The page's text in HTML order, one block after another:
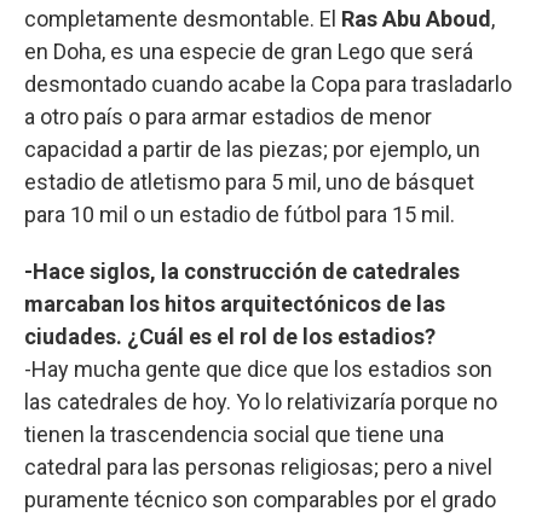
completamente desmontable. El Ras Abu Aboud ,
en Doha, es una especie de gran Lego que será
desmontado cuando acabe la Copa para trasladarlo
a otro país o para armar estadios de menor
capacidad a partir de las piezas; por ejemplo, un
estadio de atletismo para 5 mil, uno de básquet
para 10 mil o un estadio de fútbol para 15 mil.
-Hace siglos, la construcción de catedrales
marcaban los hitos arquitectónicos de las
ciudades. ¿Cuál es el rol de los estadios?
-Hay mucha gente que dice que los estadios son
las catedrales de hoy. Yo lo relativizaría porque no
tienen la trascendencia social que tiene una
catedral para las personas religiosas; pero a nivel
puramente técnico son comparables por el grado